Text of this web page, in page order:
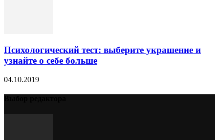
Психологический тест: выберите украшение и
узнайте о себе больше
04.10.2019